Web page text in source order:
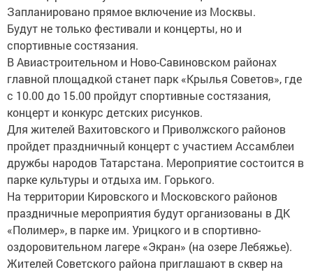
Запланировано прямое включение из Москвы.
Будут не только фестивали и концерты, но и
спортивные состязания.
В Авиастроительном и Ново-Савиновском районах
главной площадкой станет парк «Крылья Советов», где
с 10.00 до 15.00 пройдут спортивные состязания,
концерт и конкурс детских рисунков.
Для жителей Вахитовского и Приволжского районов
пройдет праздничный концерт с участием Ассамблеи
дружбы народов Татарстана. Мероприятие состоится в
парке культуры и отдыха им. Горького.
На территории Кировского и Московского районов
праздничные мероприятия будут организованы в ДК
«Полимер», в парке им. Урицкого и в спортивно-
оздоровительном лагере «Экран» (на озере Лебяжье).
Жителей Советского района приглашают в сквер на